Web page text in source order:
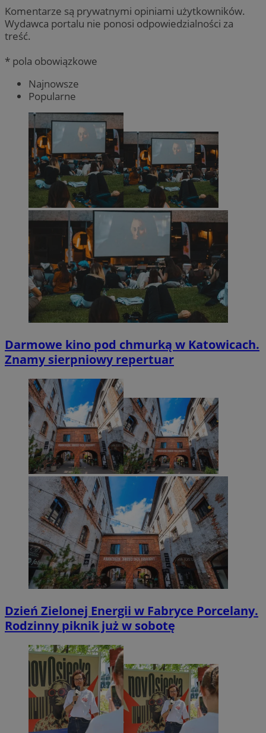
Komentarze są prywatnymi opiniami użytkowników.
Wydawca portalu nie ponosi odpowiedzialności za
treść.
* pola obowiązkowe
Najnowsze
Popularne
Darmowe kino pod chmurką w Katowicach.
Znamy sierpniowy repertuar
Dzień Zielonej Energii w Fabryce Porcelany.
Rodzinny piknik już w sobotę